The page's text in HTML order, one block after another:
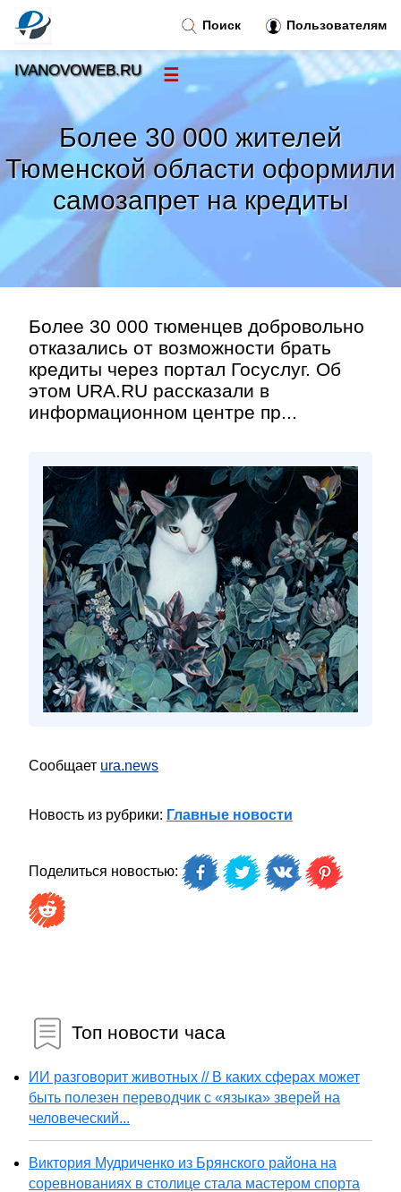
Более 30 000 жителей
Тюменской области оформили
самозапрет на кредиты
Более 30 000 тюменцев добровольно
отказались от возможности брать
кредиты через портал Госуслуг. Об
этом URA.RU рассказали в
информационном центре пр...
Сообщает ura.news
Новость из рубрики: Главные новости
Поделиться новостью:
Топ новости часа
ИИ разговорит животных // В каких сферах может
быть полезен переводчик с «языка» зверей на
человеческий...
Виктория Мудриченко из Брянского района на
соревнованиях в столице стала мастером спорта
Поиск Пользователям
IVANOVOWEB.RU ☰
Новости
Тренды новостей»
Рубрики»
Правила »